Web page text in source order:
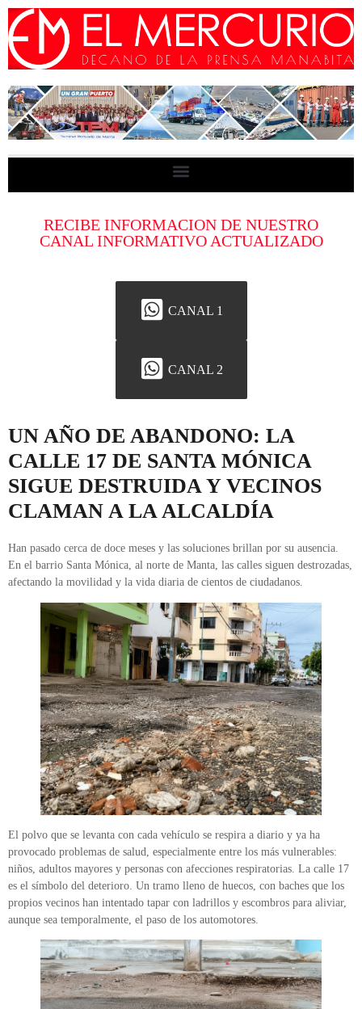
RECIBE INFORMACION DE NUESTRO
CANAL INFORMATIVO ACTUALIZADO
CANAL 1
CANAL 2
UN AÑO DE ABANDONO: LA
CALLE 17 DE SANTA MÓNICA
SIGUE DESTRUIDA Y VECINOS
CLAMAN A LA ALCALDÍA
Han pasado cerca de doce meses y las soluciones brillan por su ausencia.
En el barrio Santa Mónica, al norte de Manta, las calles siguen destrozadas,
afectando la movilidad y la vida diaria de cientos de ciudadanos.
El polvo que se levanta con cada vehículo se respira a diario y ya ha
provocado problemas de salud, especialmente entre los más vulnerables:
niños, adultos mayores y personas con afecciones respiratorias. La calle 17
es el símbolo del deterioro. Un tramo lleno de huecos, con baches que los
propios vecinos han intentado tapar con ladrillos y escombros para aliviar,
aunque sea temporalmente, el paso de los automotores.